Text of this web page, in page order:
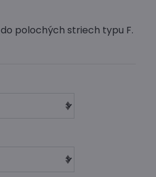
polochých striech typu F.